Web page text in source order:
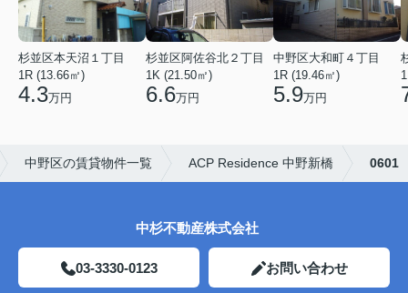
杉並区本天沼１丁目
1R (13.66㎡)
4.3万円
杉並区阿佐谷北２丁目
1K (21.50㎡)
6.6万円
中野区大和町４丁目
1R (19.46㎡)
5.9万円
中野区の賃貸物件一覧 ACP Residence 中野新橋 0601
中杉不動産株式会社
03-3330-0123 お問い合わせ